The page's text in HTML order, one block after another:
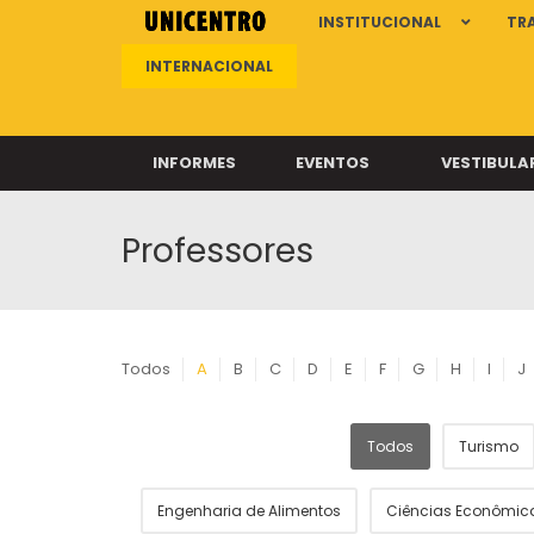
INSTITUCIONAL
INTERNACIONAL
INFORMES EVENTOS
Professores
Todos A B C D E F G H I J
Todos Turismo
Engenharia de Alimentos Ciências